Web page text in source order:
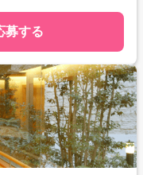
募する